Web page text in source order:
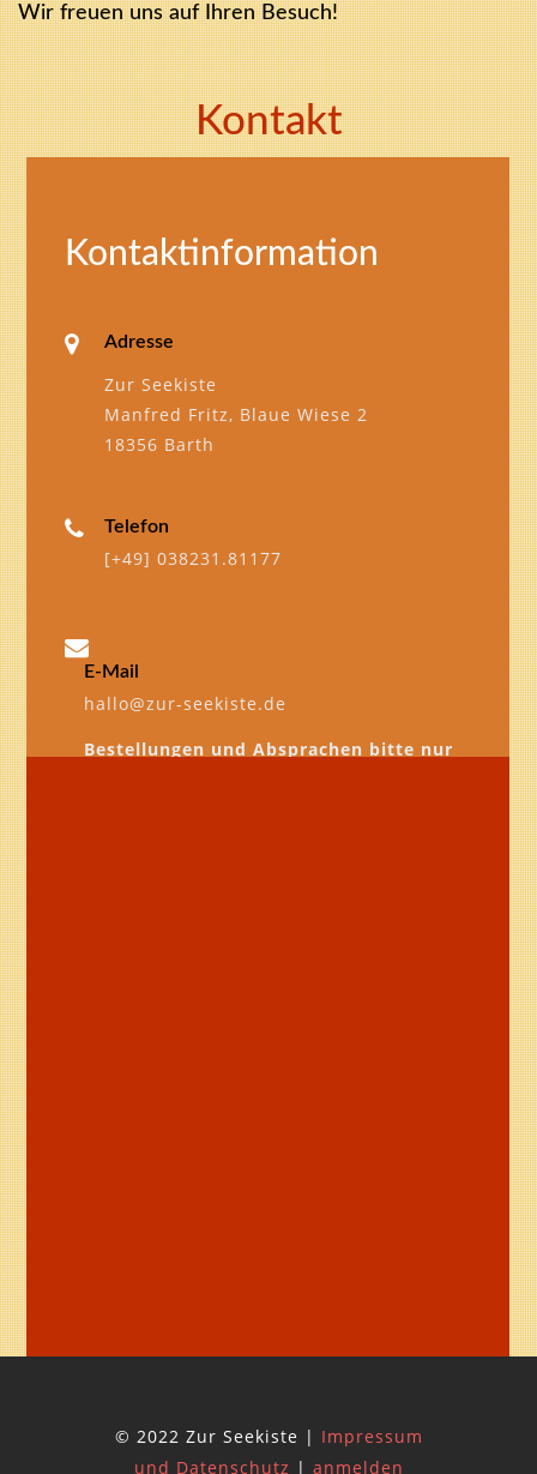
Wir freuen uns auf Ihren Besuch!
Kontakt
Kontaktinformation
Adresse
Zur Seekiste
Manfred Fritz‚ Blaue Wiese 2
18356 Barth
Telefon
[+49] 038231.81177
E-Mail
hallo@zur-seekiste.de
Bestellungen und Absprachen bitte nur
© 2022 Zur Seekiste | Impressum
und Datenschutz | anmelden